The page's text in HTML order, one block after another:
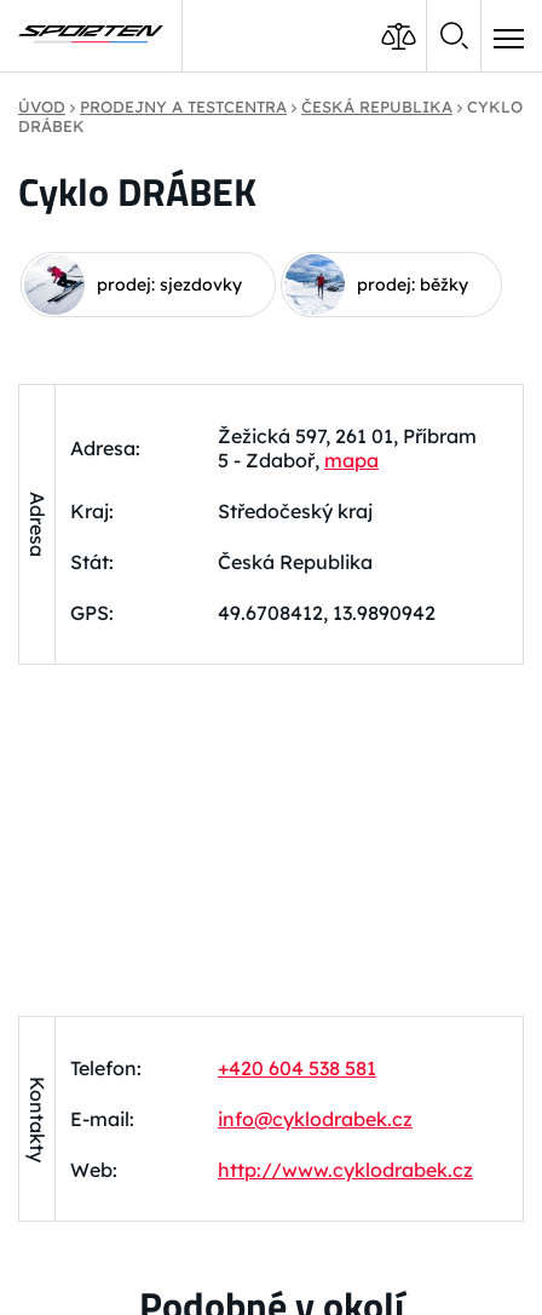
ÚVOD PRODEJNY A TESTCENTRA ČESKÁ REPUBLIKA
CYKLO
DRÁBEK
Cyklo DRÁBEK
prodej: sjezdovky prodej: běžky
Adresa
Adresa:
Žežická 597, 261 01, Příbram
5 - Zdaboř, mapa
Kraj: Středočeský kraj
Stát: Česká Republika
GPS: 49.6708412, 13.9890942
Kontakty
Telefon: +420 604 538 581
E-mail: info@cyklodrabek.cz
Web: http://www.cyklodrabek.cz